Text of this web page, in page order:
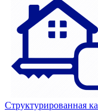
Структурированная